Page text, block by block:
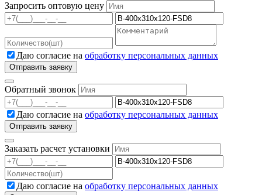
Запросить оптовую цену
Даю согласие на обработку персональных данных
Обратный звонок
Даю согласие на обработку персональных данных
Заказать расчет установки
Даю согласие на обработку персональных данных